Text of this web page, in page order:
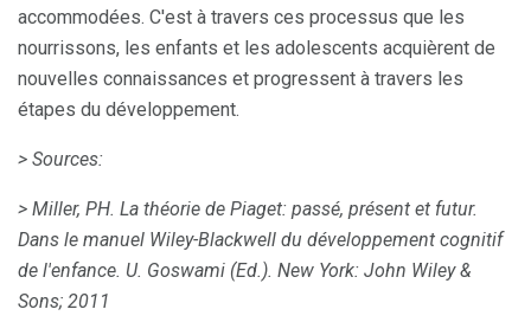
accommodées. C'est à travers ces processus que les
nourrissons, les enfants et les adolescents acquièrent de
nouvelles connaissances et progressent à travers les
étapes du développement.
> Sources:
> Miller, PH. La théorie de Piaget: passé, présent et futur.
Dans le manuel Wiley-Blackwell du développement cognitif
de l'enfance. U. Goswami (Ed.). New York: John Wiley &
Sons; 2011